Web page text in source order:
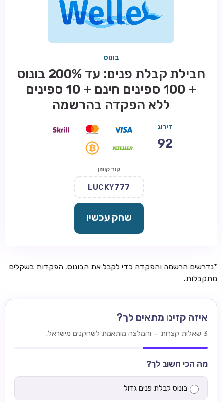
בונוס
חבילת קבלת פנים: עד 200% בונוס
+ 100 ספינים חינם + 10 ספינים
ללא הפקדה בהרשמה
דירוג
92
קוד קופון
LUCKY777
שחק עכשיו
*נדרשים הרשמה והפקדה כדי לקבל את הבונוס. הפקדות בשקלים
מתקבלות.
איזה קזינו מתאים לך?
3 שאלות קצרות — והמלצה מותאמת לשחקנים מישראל.
מה הכי חשוב לך?
בונוס קבלת פנים גדול